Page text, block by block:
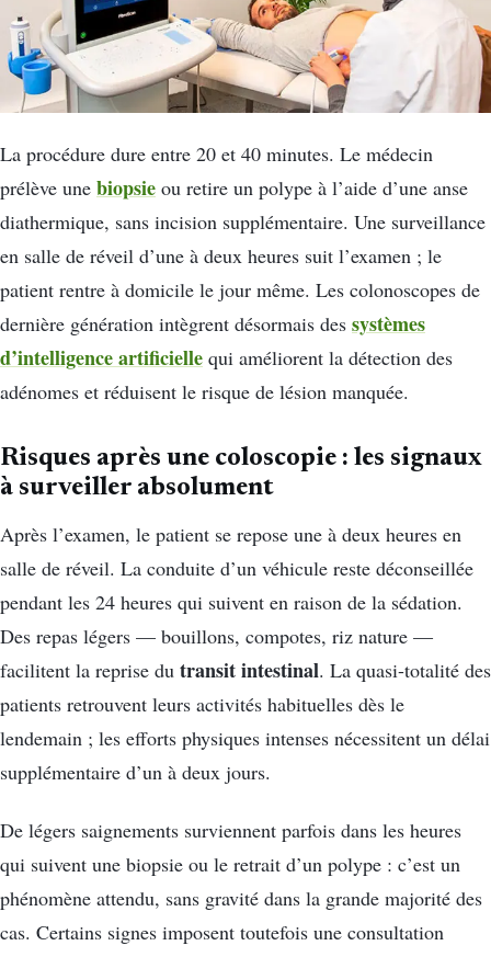
La procédure dure entre 20 et 40 minutes. Le médecin
prélève une biopsie ou retire un polype à l’aide d’une anse
diathermique, sans incision supplémentaire. Une surveillance
en salle de réveil d’une à deux heures suit l’examen ; le
patient rentre à domicile le jour même. Les colonoscopes de
dernière génération intègrent désormais des systèmes
d’intelligence artificielle qui améliorent la détection des
adénomes et réduisent le risque de lésion manquée.
Risques après une coloscopie : les signaux
à surveiller absolument
Après l’examen, le patient se repose une à deux heures en
salle de réveil. La conduite d’un véhicule reste déconseillée
pendant les 24 heures qui suivent en raison de la sédation.
Des repas légers — bouillons, compotes, riz nature —
facilitent la reprise du transit intestinal. La quasi-totalité des
patients retrouvent leurs activités habituelles dès le
lendemain ; les efforts physiques intenses nécessitent un délai
supplémentaire d’un à deux jours.
De légers saignements surviennent parfois dans les heures
qui suivent une biopsie ou le retrait d’un polype : c’est un
phénomène attendu, sans gravité dans la grande majorité des
cas. Certains signes imposent toutefois une consultation